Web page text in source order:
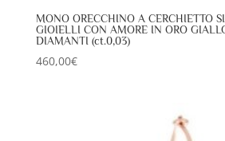
MONO ORECCHINO A CERCHIETTO
GIOIELLI CON AMORE IN ORO
DIAMANTI (ct.0,03)
460,00€